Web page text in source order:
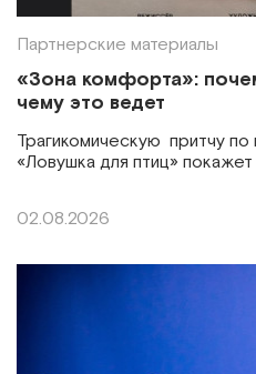
Партнерские материалы
«Зона комфорта»:
чему это ведет
Трагикомическую притчу
«Ловушка для птиц»
02.08.2026